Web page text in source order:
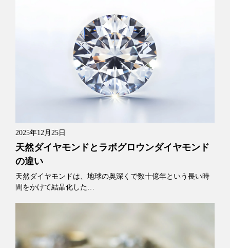
2025年12月25日
天然ダイヤモンドとラボグロウンダイヤモンド
の違い
天然ダイヤモンドは、地球の奥深くで数十億年という長い時
間をかけて結晶化した…